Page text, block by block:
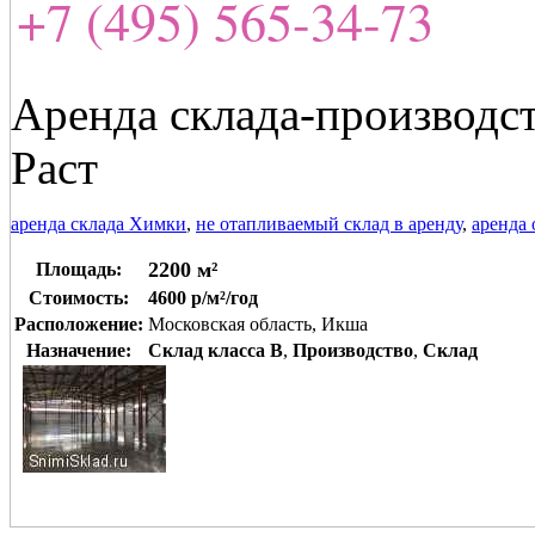
+7 (495) 565-34-73
Аренда склада-
Раст
аренда склада Химки, не отапливаемый склад в аренду,
Площадь: 2200 м²
Стоимость:
4600 р/м²/год
Расположение: Московская область, Икша
Назначение:
Склад класса B, Производство, Склад